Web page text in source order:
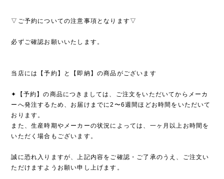
▽ご予約についての注意事項となります▽
必ずご確認お願いいたします。
当店には【予約】と【即納】の商品がございます
✦【予約】の商品につきましては、ご注文をいただいてからメーカ
ーへ発注するため、お届けまでに2〜6週間ほどお時間をいただいて
おります。
また、生産時期やメーカーの状況によっては、一ヶ月以上お時間を
いただく場合もございます。
誠に恐れ入りますが、上記内容をご確認・ご了承のうえ、ご注文い
ただけますようお願い申し上げます。